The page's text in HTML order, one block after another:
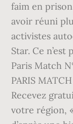
faim en
avoir réuni
activistes
Star. Ce
Paris Match
PARIS
Recevez
votre région,